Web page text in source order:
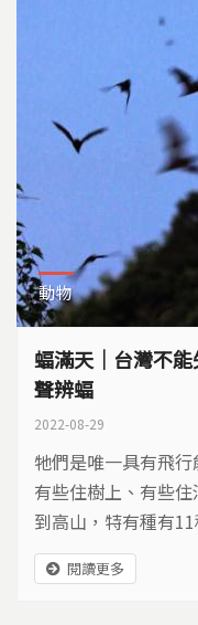
動物
蝠滿天｜台灣不
聲辨蝠
2022-08-29
牠們是唯一具有飛
有些住樹上、有些
到高山，特有種有
台灣之福。有人擔心
擔心的是，如果牠們
閱讀更多